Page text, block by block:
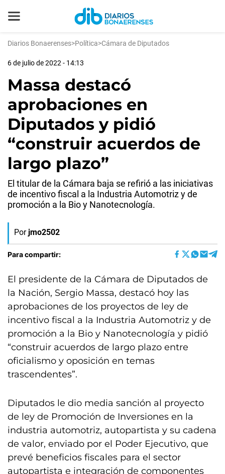
Diarios Bonaerenses>Política>Cámara de Diputados
6 de julio de 2022 - 14:13
Massa destacó
aprobaciones en
Diputados y pidió
“construir acuerdos de
largo plazo”
El titular de la Cámara baja se refirió a las iniciativas
de incentivo fiscal a la Industria Automotriz y de
promoción a la Bio y Nanotecnología.
Por jmo2502
Para compartir:
El presidente de la Cámara de Diputados de
la Nación, Sergio Massa, destacó hoy las
aprobaciones de los proyectos de ley de
incentivo fiscal a la Industria Automotriz y de
promoción a la Bio y Nanotecnología y pidió
“construir acuerdos de largo plazo entre
oficialismo y oposición en temas
trascendentes”.
Diputados le dio media sanción al proyecto
de ley de Promoción de Inversiones en la
industria automotriz, autopartista y su cadena
de valor, enviado por el Poder Ejecutivo, que
prevé beneficios fiscales para el sector
autopartista e integración de componentes